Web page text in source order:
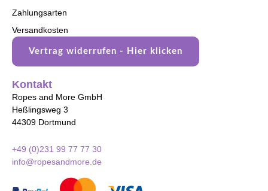
Zahlungsarten
Versandkosten
Vertrag widerrufen - Hier klicken
Kontakt
Ropes and More GmbH
Heßlingsweg 3
44309 Dortmund
+49 (0)231 99 77 77 30
info@ropesandmore.de